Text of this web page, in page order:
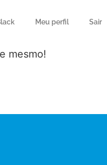
Meu perfil Sair
mesmo!